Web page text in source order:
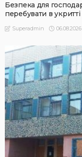
Безпека для
перебувати в
Superadmin 06.08.2026